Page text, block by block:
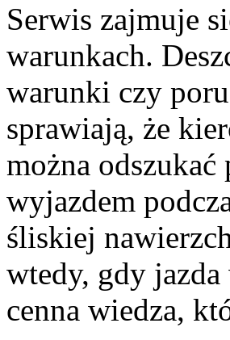
Serwis zajmuje
warunkach.
warunki czy
sprawiają, że
można odszukać
wyjazdem
śliskiej
wtedy, gdy
cenna wiedza,